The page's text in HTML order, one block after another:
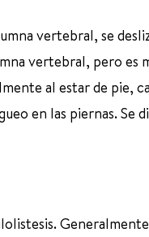
vertebral, se
vertebral, pero es
al estar de pie,
en las piernas. Se